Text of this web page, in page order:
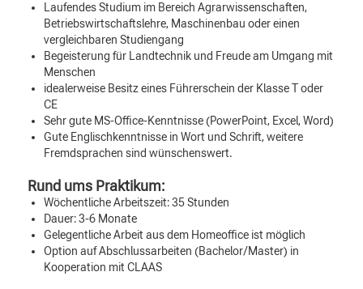
Laufendes Studium im Bereich Agrarwissenschaften,
Betriebswirtschaftslehre, Maschinenbau oder einen
vergleichbaren Studiengang
Begeisterung für Landtechnik und Freude am Umgang mit
Menschen
idealerweise Besitz eines Führerschein der Klasse T oder
CE
Sehr gute MS-Office-Kenntnisse (PowerPoint, Excel, Word)
Gute Englischkenntnisse in Wort und Schrift, weitere
Fremdsprachen sind wünschenswert.
Rund ums Praktikum:
Wöchentliche Arbeitszeit: 35 Stunden
Dauer: 3-6 Monate
Gelegentliche Arbeit aus dem Homeoffice ist möglich
Option auf Abschlussarbeiten (Bachelor/Master) in
Kooperation mit CLAAS